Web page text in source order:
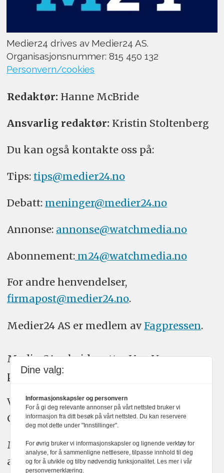
Medier24 drives av Medier24 AS.
Organisasjonsnummer: 815 450 132
Personvern/cookies
Redaktør: Hanne McBride
Ansvarlig redaktør: Kristin Stoltenberg
Du kan også kontakte oss på:
Tips: tips@medier24.no
Debatt: meninger@medier24.no
Annonse: annonse@watchmedia.no
Abonnement:m24@watchmedia.no
For andre henvendelser,
firmapost@medier24.no.
Medier24 AS er medlem av Fagpressen.
Medier24 arbeider etter Vær Varsom-
plakatens regler for god presseskikk.
Vi bruker KI-verktøy som ChatGPT,
Claude, og Gemini i journalistikken vår.
Medier24s redaksjon har alltid det fulle
ansvar for publisert innhold, med eller
Dine valg:
Informasjonskapsler og personvern
For å gi deg relevante annonser på vårt nettsted bruker vi
informasjon fra ditt besøk på vårt nettsted. Du kan reservere
deg mot dette under "Innstillinger".
For øvrig bruker vi informasjonskapsler og lignende verktøy for
analyse, for å sammenligne nettlesere, tilpasse innhold til deg
og for å utvikle og tilby nødvendig funksjonalitet. Les mer i vår
personvernerklæring.